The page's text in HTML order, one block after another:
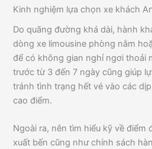
Kinh nghiệm lựa chọn xe khách
Do quãng đường khá dài, hành
dòng xe limousine phòng nằm
để có không gian nghỉ ngơi thoải
trước từ 3 đến 7 ngày cũng giúp
tránh tình trạng hết vé vào các
cao điểm.
Ngoài ra, nên tìm hiểu kỹ về điểm
xuất bến cũng như chính sách